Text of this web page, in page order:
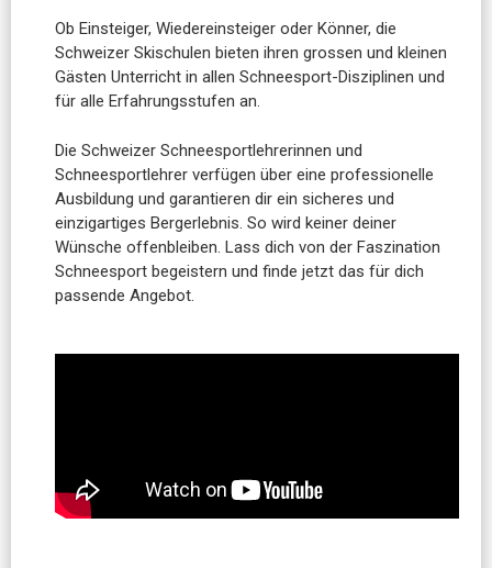
Ob Einsteiger, Wiedereinsteiger oder Könner, die
Schweizer Skischulen bieten ihren grossen und kleinen
Gästen Unterricht in allen Schneesport-Disziplinen und
für alle Erfahrungsstufen an.
Die Schweizer Schneesportlehrerinnen und
Schneesportlehrer verfügen über eine professionelle
Ausbildung und garantieren dir ein sicheres und
einzigartiges Bergerlebnis. So wird keiner deiner
Wünsche offenbleiben. Lass dich von der Faszination
Schneesport begeistern und finde jetzt das für dich
passende Angebot.